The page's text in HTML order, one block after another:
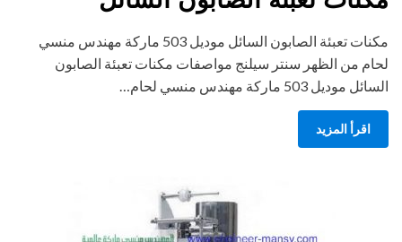
مكنات تعبئة الصابون السائل موديل 503 ماركة مهندس منسي
لحام من الظهر سنتر سيلنج مواصفات مكنات تعبئة الصابون
السائل موديل 503 ماركة مهندس منسي لحام…
اقرأ المزيد